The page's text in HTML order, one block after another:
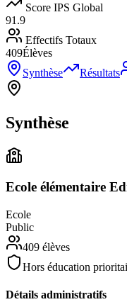
Score IPS Global
91.9
Effectifs Totaux
409Élèves
Synthèse
Résultats
Synthèse
Ecole élémentaire
Ecole
Public
409 élèves
Hors éducation
Détails administratifs